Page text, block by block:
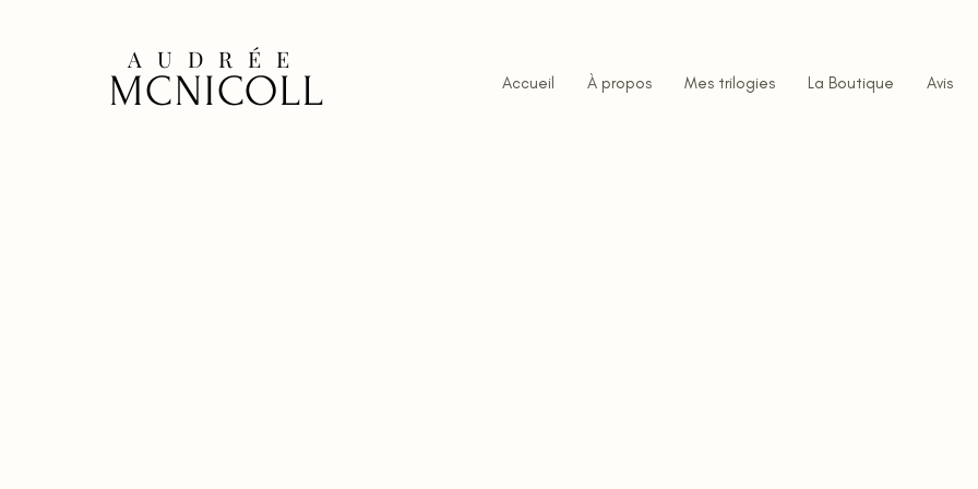
AUDRÉE
MCNICOLL Accueil À propos Mes trilogies La Boutique Avis